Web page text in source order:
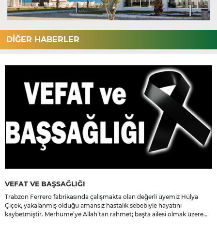
DİĞER HABERLER
VEFAT VE BAŞSAĞLIĞI
Trabzon Ferrero fabrikasında çalışmakta olan değerli üyemiz Hülya
Çiçek, yakalanmış olduğu amansız hastalık sebebiyle hayatını
kaybetmiştir. Merhume’ye Allah’tan rahmet; başta ailesi olmak üzere